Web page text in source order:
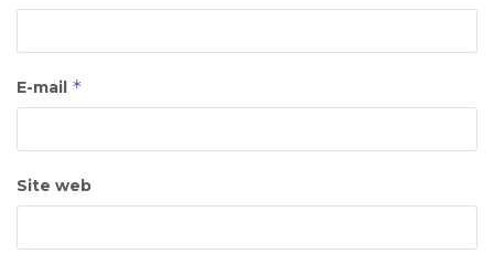
E-mail *
Site web